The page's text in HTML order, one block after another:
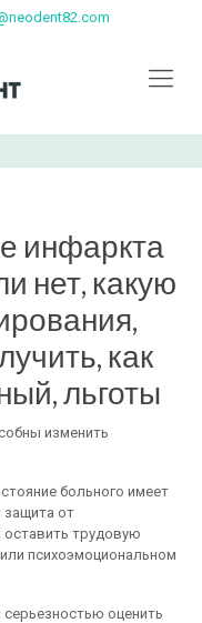
инфаркта
нет, какую
как
льготы
изменить
больного имеет
защита от
оставить трудовую
психоэмоциональном
оценить